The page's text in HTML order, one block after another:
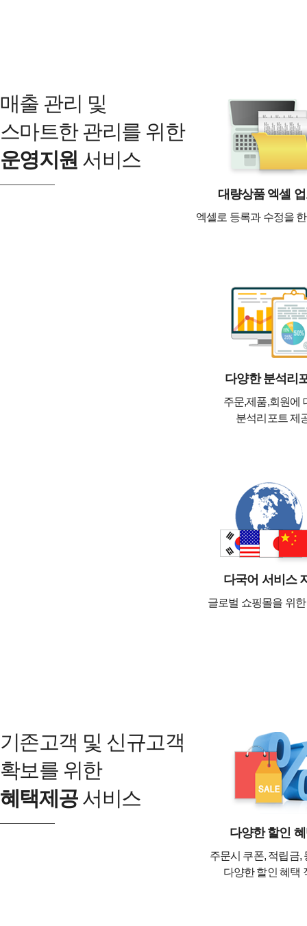
매출 관리 및
스마트한 관리를 위한
운영지원 서비스
대량상품 엑셀
엑셀로 등록과 수정을
다양한 분석리
주문,제품,회원에
분석리포트 제
다국어 서비스
글로벌 쇼핑몰을 위
기존고객 및 신규고객
확보를 위한
혜택제공 서비스
다양한 할인
주문시 쿠폰, 적립금,
다양한 할인 혜택